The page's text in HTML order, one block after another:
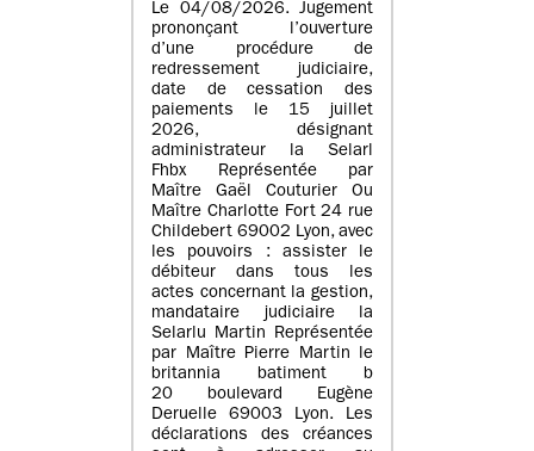
Le 04/08/2026. Jugement
prononçant l’ouverture
d’une procédure de
redressement judiciaire,
date de cessation des
paiements le 15 juillet
2026, désignant
administrateur la Selarl
Fhbx Représentée par
Maître Gaël Couturier Ou
Maître Charlotte Fort 24 rue
Childebert 69002 Lyon, avec
les pouvoirs : assister le
débiteur dans tous les
actes concernant la gestion,
mandataire judiciaire la
Selarlu Martin Représentée
par Maître Pierre Martin le
britannia batiment b
20 boulevard Eugène
Deruelle 69003 Lyon. Les
déclarations des créances